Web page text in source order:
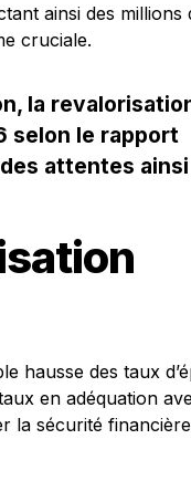
ainsi des millions
cruciale.
la
selon le rapport
attentes
hausse des taux
en adéquation
la sécurité